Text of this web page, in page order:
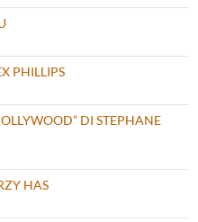
PHILLIPS
DI STEPHANE
HAS